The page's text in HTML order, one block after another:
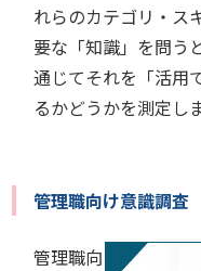
れらのカテゴリ・ス
要な「知識」を問う
通じてそれを「活用
るかどうかを測定しま
管理職向け意識調査
管理職向